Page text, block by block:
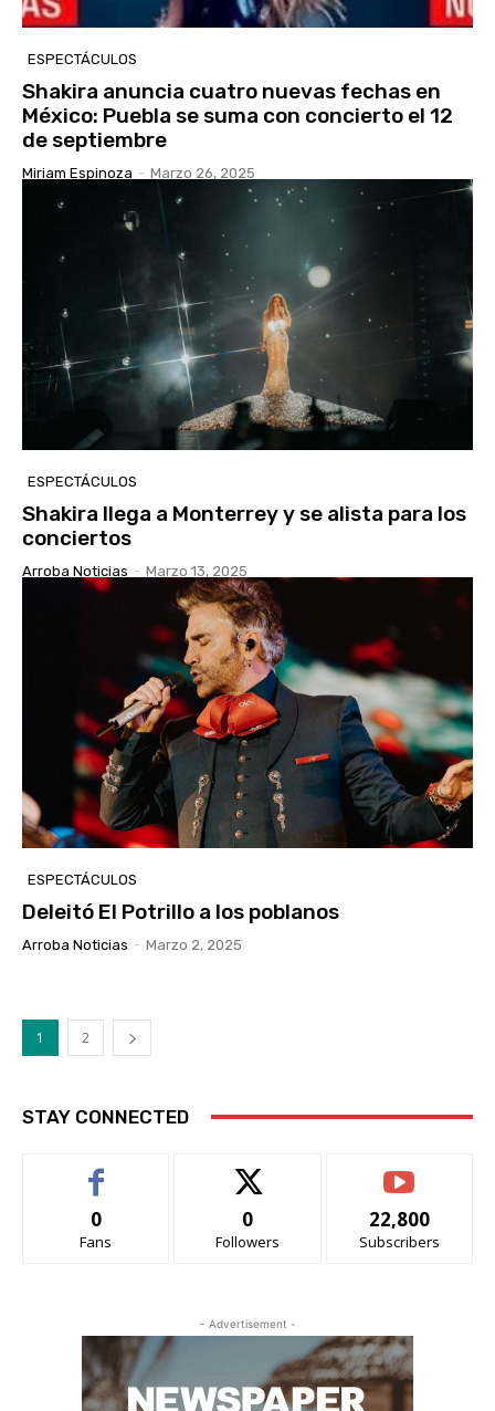
ESPECTÁCULOS
Shakira anuncia cuatro nuevas fechas en
México: Puebla se suma con concierto el 12
de septiembre
Miriam Espinoza - Marzo 26, 2025
ESPECTÁCULOS
Shakira llega a Monterrey y se alista para los
conciertos
Arroba Noticias - Marzo 13, 2025
ESPECTÁCULOS
Deleitó El Potrillo a los poblanos
Arroba Noticias - Marzo 2, 2025
1 2
STAY CONNECTED
0
Fans
0
Followers
22,800
Subscribers
- Advertisement -